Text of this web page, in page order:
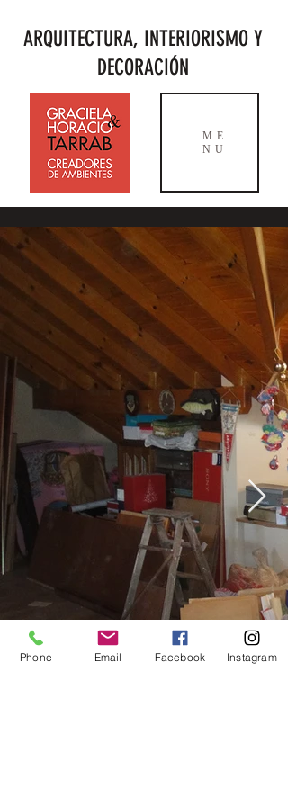
ARQUITECTURA, INTERIORISMO Y
DECORACIÓN
ME
NU
Phone Email Facebook Instagram